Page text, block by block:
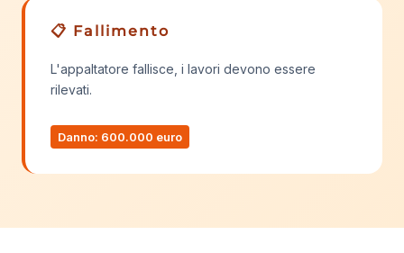
📋 Fallimento
L'appaltatore fallisce, i lavori devono essere
rilevati.
Danno: 600.000 euro